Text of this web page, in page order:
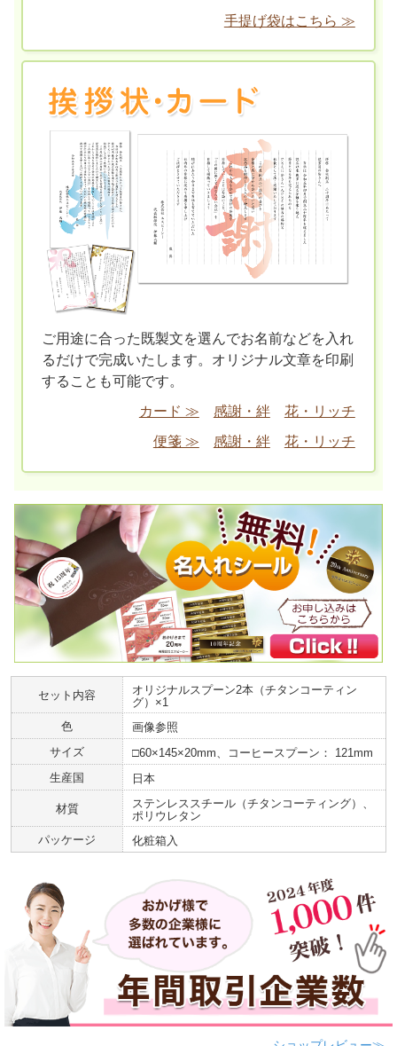
手提げ袋はこちら ≫
ご用途に合った既製文を選んでお名前などを入れ
るだけで完成いたします。オリジナル文章を印刷
することも可能です。
カード ≫
感謝・絆
花・リッチ
便箋 ≫
感謝・絆 花・リッチ
セット内容
オリジナルスプーン2本（チタンコーティン
グ）×1
色
画像参照
サイズ
□60×145×20mm、コーヒースプーン： 121mm
生産国
日本
材質
ステンレススチール（チタンコーティング）、
ポリウレタン
パッケージ
化粧箱入